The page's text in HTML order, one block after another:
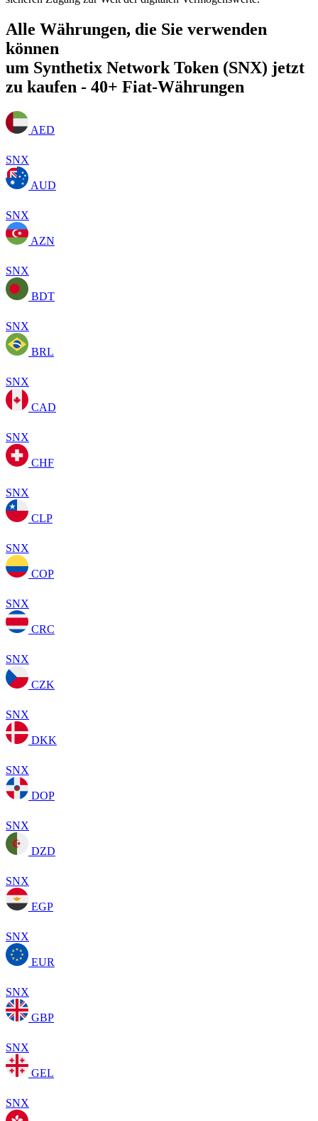
Alle Währungen, die Sie verwenden
können
um Synthetix Network Token (SNX) jetzt
zu kaufen - 40+ Fiat-Währungen
AED
SNX
AUD
SNX
AZN
SNX
BDT
SNX
BRL
SNX
CAD
SNX
CHF
SNX
CLP
SNX
COP
SNX
CRC
SNX
CZK
SNX
DKK
SNX
DOP
SNX
DZD
SNX
EGP
SNX
EUR
SNX
GBP
SNX
GEL
SNX